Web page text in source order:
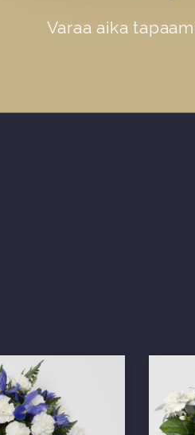
Varaa aika